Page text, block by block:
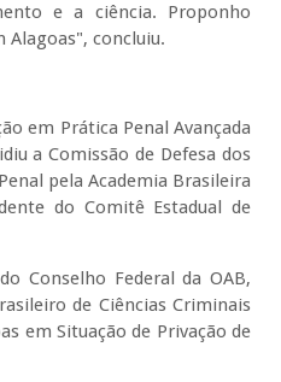
e a ciência. Proponho
concluiu.
em Prática Penal Avançada
a Comissão de Defesa dos
pela Academia Brasileira
do Comitê Estadual de
Conselho Federal da OAB,
de Ciências Criminais
em Situação de Privação de